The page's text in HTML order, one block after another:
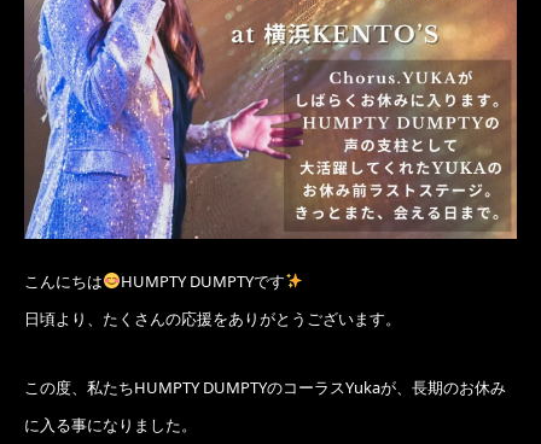
こんにちは
HUMPTY DUMPTYです
日頃より、たくさんの応援をありがとうございます。
この度、私たちHUMPTY DUMPTYのコーラスYukaが、長期のお休み
に入る事になりました。